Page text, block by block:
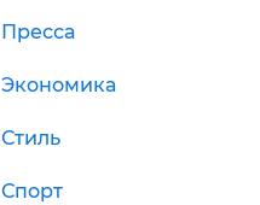
Пресса
Экономика
Стиль
Спорт